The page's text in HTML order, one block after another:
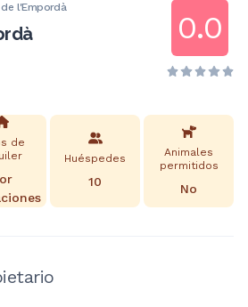
de l'Empordà
0.0
de
Huéspedes
10
Animales
permitidos
No